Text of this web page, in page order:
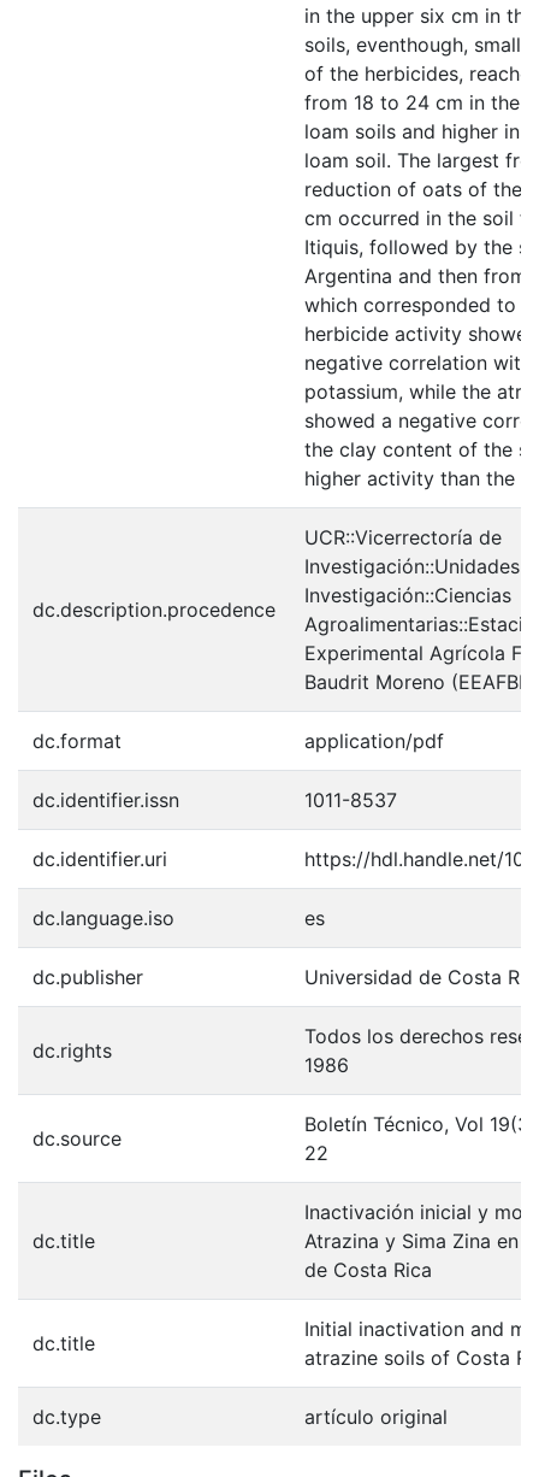
in the upper six cm in
soils, eventhough, small
of the herbicides,
from 18 to 24 cm in the
loam soils and higher in
loam soil. The largest
reduction of oats of the
cm occurred in the soil
Itiquis, followed by the
Argentina and then from
which corresponded to
herbicide activity
negative correlation with
potassium, while the
showed a negative
the clay content of the
higher activity than the
dc.description.procedence
UCR::Vicerrectoría de
Investigación::Unidades
Investigación::Ciencias
Experimental Agrícola
Baudrit Moreno
dc.format application/pdf
dc.identifier.issn 1011-8537
dc.identifier.uri https://hdl.handle.net/
dc.language.iso es
dc.publisher Universidad de Costa
dc.rights
Todos los derechos
1986
dc.source
Boletín Técnico, Vol
22
dc.title
Inactivación inicial y
Atrazina y Sima Zina en
de Costa Rica
dc.title
Initial inactivation and
atrazine soils of Costa
dc.type artículo original